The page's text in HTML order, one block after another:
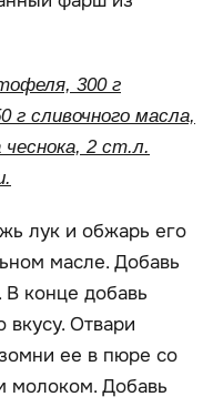
300 г
г сливочного масла,
чеснока, 2 ст.л.
лук и обжарь его
масле. Добавь
конце добавь
Отвари
ее в пюре со
молоком. Добавь